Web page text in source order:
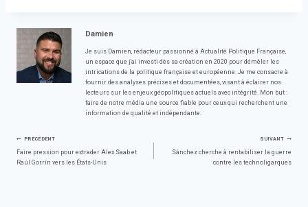
Damien
Je suis Damien, rédacteur passionné à Actualité Politique Française,
un espace que j'ai investi dès sa création en 2020 pour démêler les
intrications de la politique française et européenne. Je me consacre à
fournir des analyses précises et documentées, visant à éclairer nos
lecteurs sur les enjeux géopolitiques actuels avec intégrité. Mon but :
faire de notre média une source fiable pour ceux qui recherchent une
information de qualité et indépendante.
Navigation
PRÉCÉDENT
Faire pression pour extrader Alex Saab et
Raúl Gorrín vers les États-Unis
SUIVANT
Sánchez cherche à rentabiliser la guerre
contre les technoligarques